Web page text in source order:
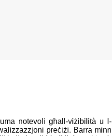
notevoli għall-viżibilità u l-
preċiżi. Barra minn